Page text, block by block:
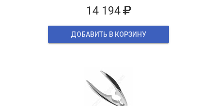
14 194
ДОБАВИТЬ В КОРЗИНУ